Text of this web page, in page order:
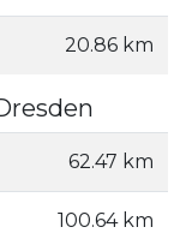
20.86 km
62.47 km
100.64 km